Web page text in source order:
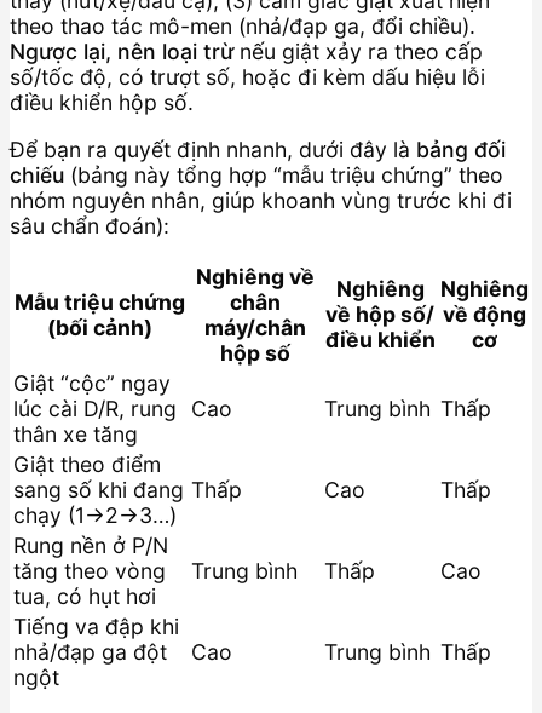
theo thao tác mô-men (nhả/đạp ga, đổi chiều).
Ngược lại, nên loại trừnếu giật xảy ra theo cấp
số/tốc độ, có trượt số, hoặc đi kèm dấu hiệu lỗi
điều khiển hộp số.
Để bạn ra quyết định nhanh, dưới đây là bảng đối
chiếu (bảng này tổng hợp “mẫu triệu chứng” theo
nhóm nguyên nhân, giúp khoanh vùng trước khi đi
sâu chẩn đoán):
Mẫu triệu chứng
(bối cảnh)
Nghiêng về
chân
máy/chân
hộp số
Nghiêng
về hộp số/
điều khiển
Nghiêng
về động
cơ
Giật “cộc” ngay
lúc cài D/R, rung
thân xe tăng
Cao Trung bình Thấp
Giật theo điểm
sang số khi đang
chạy (1→2→3…)
Thấp Cao Thấp
Rung nền ở P/N
tăng theo vòng
tua, có hụt hơi
Trung bình Thấp Cao
Tiếng va đập khi
nhả/đạp ga đột
ngột
Cao Trung bình Thấp